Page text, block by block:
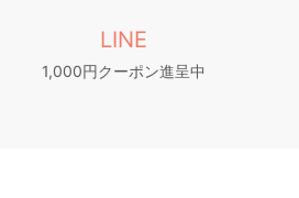
LINE
1,000円クーポン進呈中